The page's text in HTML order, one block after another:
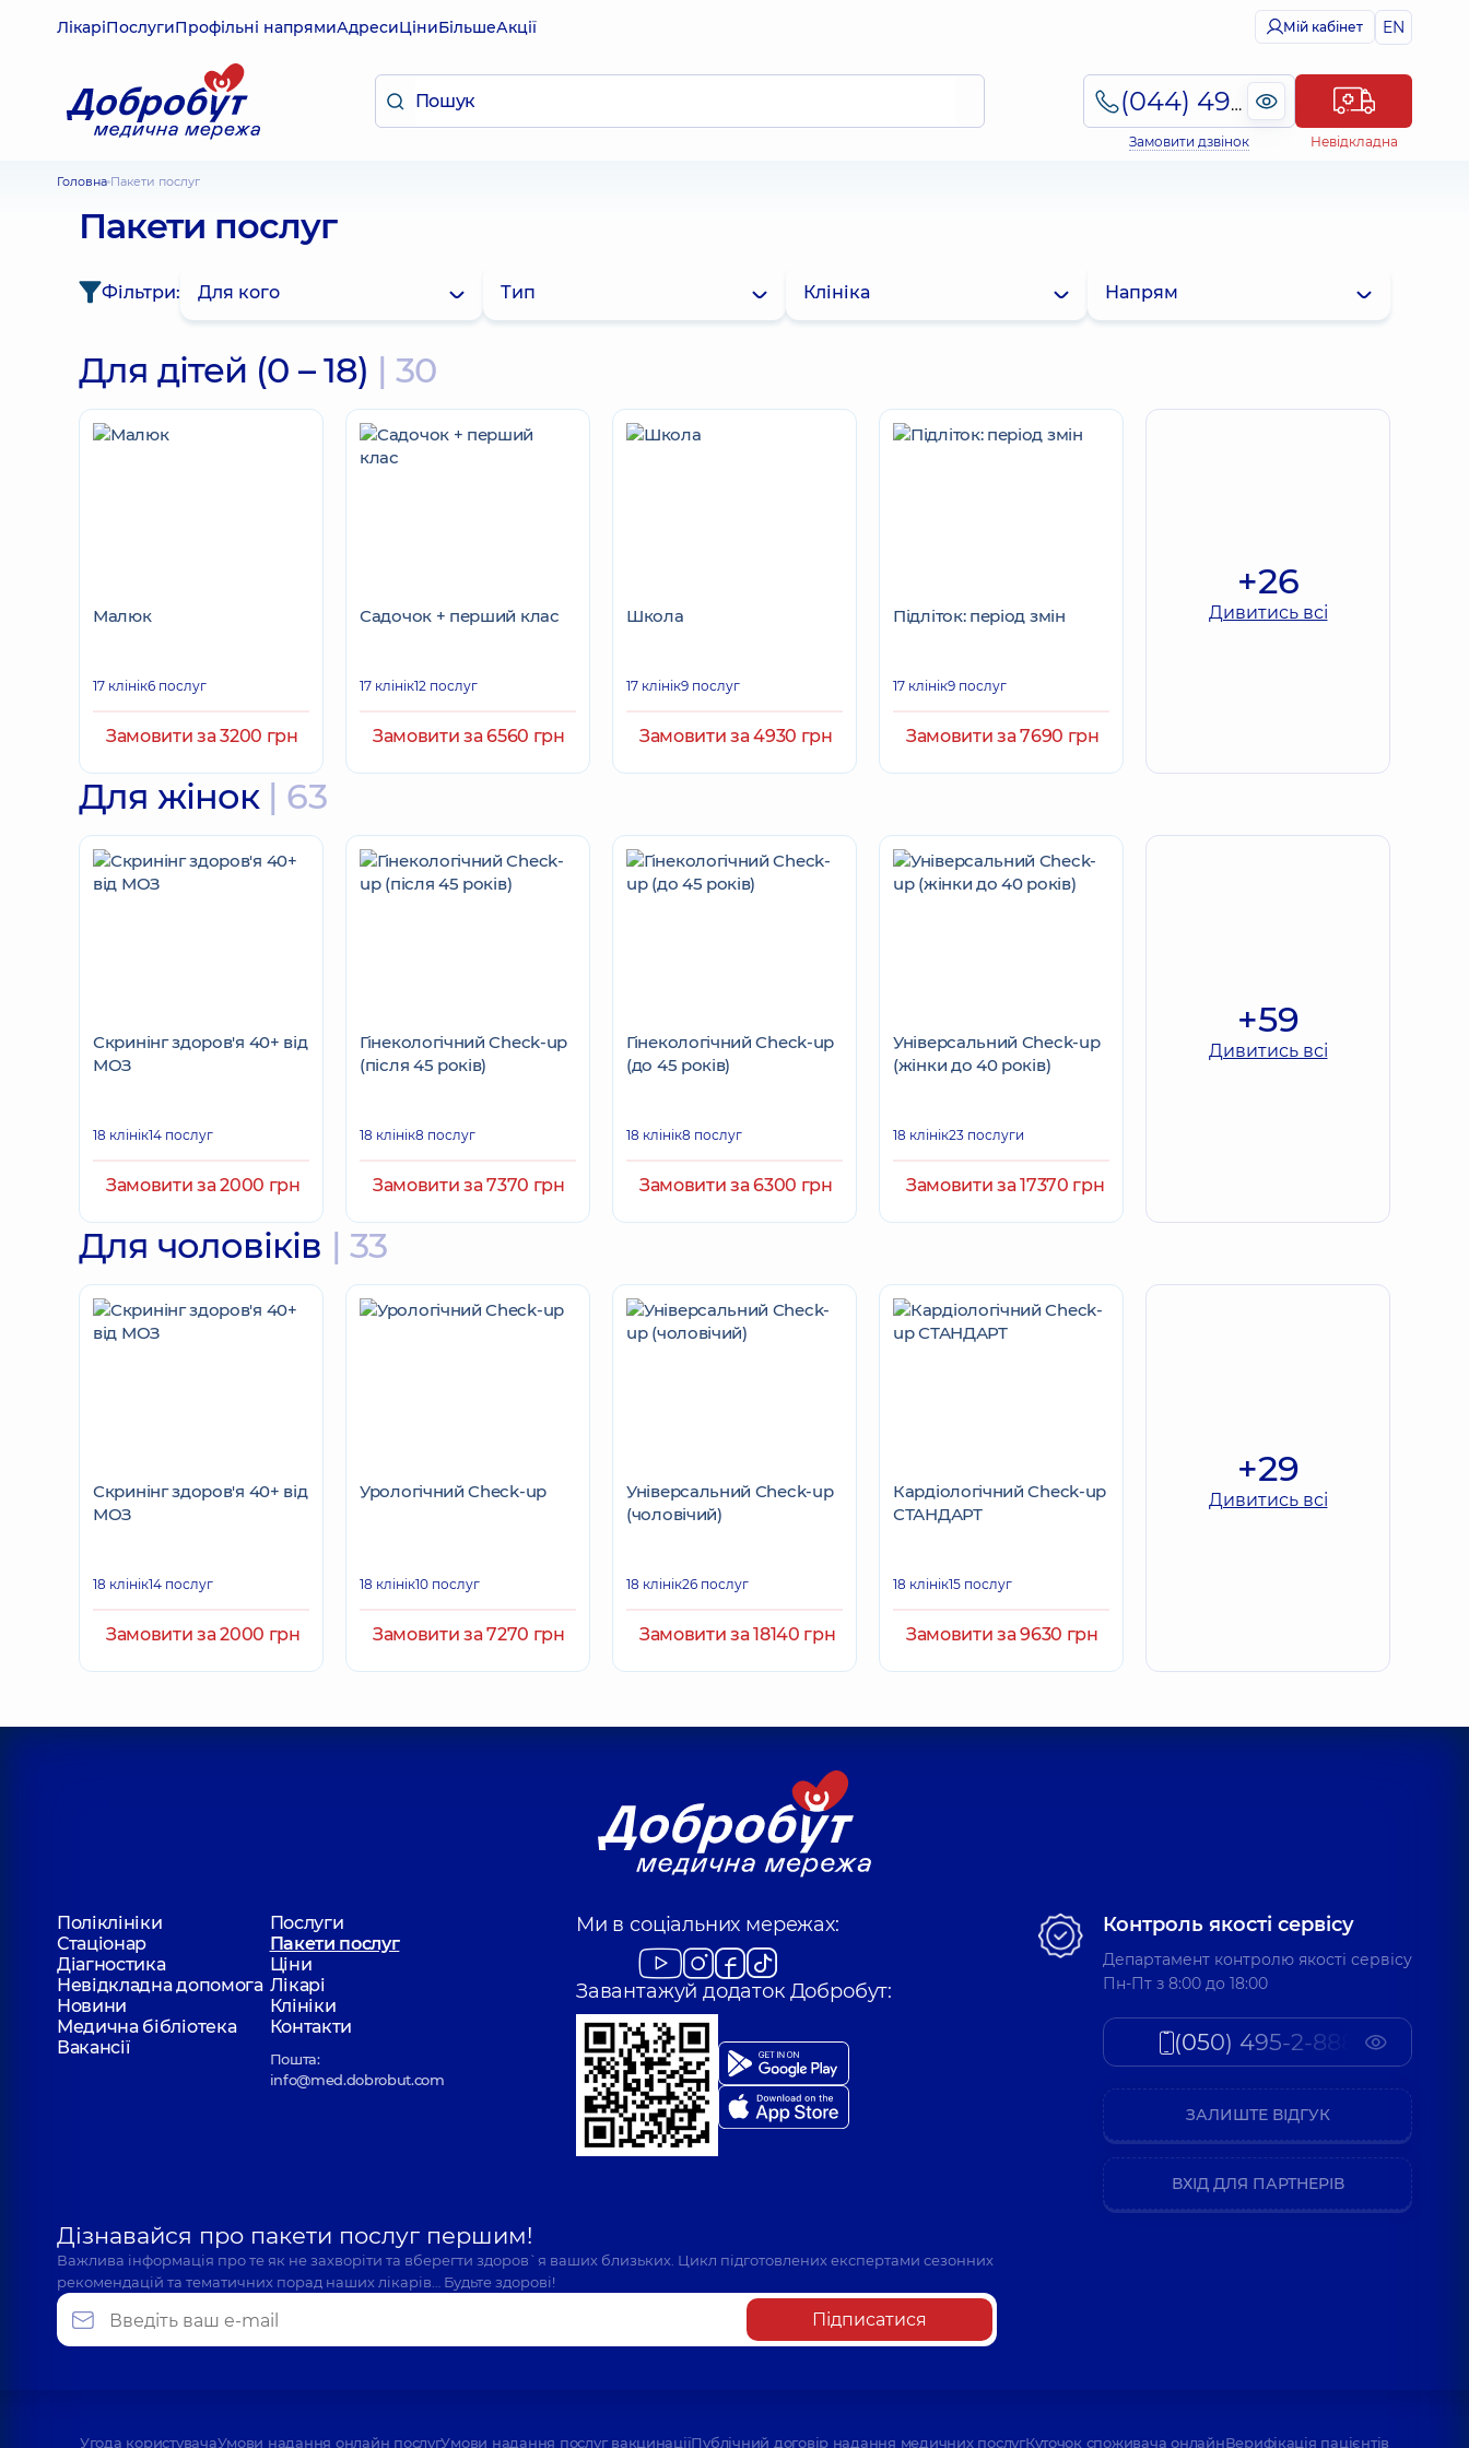
ЛікаріПослугиПрофільні напрямиАдресиЦіниБільшеАкції Мій кабінет EN
(044) 495-2-888
Замовити дзвінок Невідкладна
Головна Пакети послуг
Пакети послуг
Фільтри: Для кого Тип Клініка Напрям
Для дітей (0 – 18) | 30
Малюк
17 клінік6 послуг
Замовити за 3200 грн
Садочок + перший клас
17 клінік12 послуг
Замовити за 6560 грн
Школа
17 клінік9 послуг
Замовити за 4930 грн
Підліток: період змін
17 клінік9 послуг
Замовити за 7690 грн
+26
Дивитись всі
Для жінок | 63
Скринінг здоров'я 40+ від
МОЗ
18 клінік14 послуг
Замовити за 2000 грн
Гінекологічний Check-up
(після 45 років)
18 клінік8 послуг
Замовити за 7370 грн
Гінекологічний Check-up
(до 45 років)
18 клінік8 послуг
Замовити за 6300 грн
Універсальний Check-up
(жінки до 40 років)
18 клінік23 послуги
Замовити за 17370 грн
+59
Дивитись всі
Для чоловіків | 33
Скринінг здоров'я 40+ від
МОЗ
18 клінік14 послуг
Замовити за 2000 грн
Урологічний Check-up
18 клінік10 послуг
Замовити за 7270 грн
Універсальний Check-up
(чоловічий)
18 клінік26 послуг
Замовити за 18140 грн
Кардіологічний Check-up
СТАНДАРТ
18 клінік15 послуг
Замовити за 9630 грн
+29
Дивитись всі
Поліклініки
Послуги
Стаціонар
Пакети послуг
Діагностика
Ціни
Невідкладна допомога Лікарі
Новини
Клініки
Медична бібліотека
Контакти
Вакансії
Пошта:
info@med.dobrobut.com
Ми в соціальних мережах:
Завантажуй додаток Добробут:
Дізнавайся про пакети послуг першим!
Важлива інформація про те як не захворіти та вберегти здоров`я ваших близьких. Цикл підготовлених експертами сезонних
рекомендацій та тематичних порад наших лікарів… Будьте здорові!
Підписатися
Контроль якості сервісу
Департамент контролю якості сервісу
Пн-Пт з 8:00 до 18:00
(050) 495-2-888
ЗАЛИШТЕ ВІДГУК
ВХІД ДЛЯ ПАРТНЕРІВ
Угода користувачаУмови надання онлайн послугУмови надання послуг вакцинаціїПублічний договір надання медичних послугКуточок споживача онлайнВерифікація пацієнтів